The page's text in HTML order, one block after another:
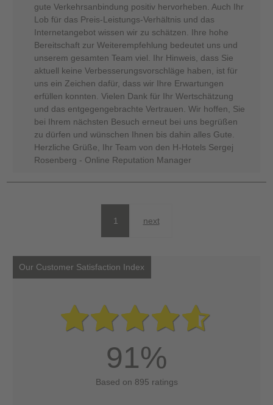
gute Verkehrsanbindung positiv hervorheben. Auch Ihr
Lob für das Preis-Leistungs-Verhältnis und das
Internetangebot wissen wir zu schätzen. Ihre hohe
Bereitschaft zur Weiterempfehlung bedeutet uns und
unserem gesamten Team viel. Ihr Hinweis, dass Sie
aktuell keine Verbesserungsvorschläge haben, ist für
uns ein Zeichen dafür, dass wir Ihre Erwartungen
erfüllen konnten. Vielen Dank für Ihr Wertschätzung
und das entgegengebrachte Vertrauen. Wir hoffen, Sie
bei Ihrem nächsten Besuch erneut bei uns begrüßen
zu dürfen und wünschen Ihnen bis dahin alles Gute.
Herzliche Grüße, Ihr Team von den H-Hotels Sergej
Rosenberg - Online Reputation Manager
1 next
Our Customer Satisfaction Index
91%
Based on 895 ratings